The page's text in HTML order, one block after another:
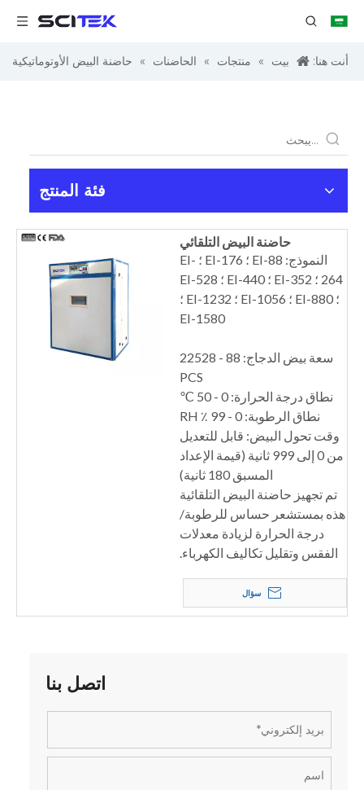
أنت هنا: بيت » منتجات » الحاضنات » حاضنة البيض الأوتوماتيكية
فئة المنتج
حاضنة البيض التلقائي
النموذج: EI-88 ؛ EI-176 ؛ EI-
264 ؛ EI-352 ؛ EI-440 ؛ EI-528
؛ EI-880 ؛ EI-1056 ؛ EI-1232 ؛
EI-1580
سعة بيض الدجاج: 88 - 22528
PCS
نطاق درجة الحرارة: 0 - 50 ℃
نطاق الرطوبة: 0 - 99 ٪ RH
وقت تحول البيض: قابل للتعديل
من 0 إلى 999 ثانية (قيمة الإعداد
المسبق 180 ثانية)
تم تجهيز حاضنة البيض التلقائية
هذه بمستشعر حساس للرطوبة/
درجة الحرارة لزيادة معدلات
الفقس وتقليل تكاليف الكهرباء.
سؤال
اتصل بنا